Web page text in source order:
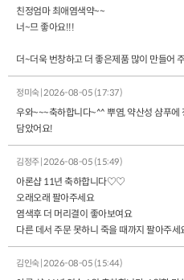
친정엄마 최애염색약~~
너~므 좋아요!!!
더~더욱 번창하고 더 좋은제품 많이 만들어
정미숙 | 2026-08-05 (17:37)
우와~~~축하합니다~^^ 뿌염, 약산성 샴푸에
담았어요!
김정주 | 2026-08-05 (15:49)
아론샵 11년 축하합니다♡♡
오래오래 팔아주세요
염색후 더 머리결이 좋아보여요
다른 데서 주문 못하니 죽을 때까지 팔아주
김인숙 | 2026-08-05 (15:44)